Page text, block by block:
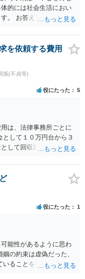
的には社会生活におい
。 お答えとしては、理
けることがなぜよくな
のになります。
を依頼する費用
係(不貞等)
役にたった 5
は、法律事務所ごとに
して１０万円台から３
して回収額の１０％か
もあります。 もっと
先が分かるか、慰謝料
むかによって、費用は
訟になった場合、回収
でしょう。 弁護士選び
具体的に答えてくれる
務局員を介するかな
と思います。いずれに
は、証拠資料、夫と相
への影響、離婚予定の
役にたった 1
能性があるように思わ
の約束は虚偽だった、
いることを知って行為に